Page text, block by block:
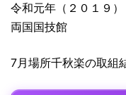
令和元年（２０１９
両国国技館
7月場所千秋楽の取組